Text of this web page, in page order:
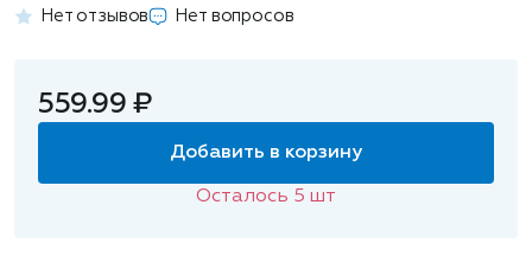
Нет отзывов Нет вопросов
559.99 ₽
Добавить в корзину
Осталось 5 шт